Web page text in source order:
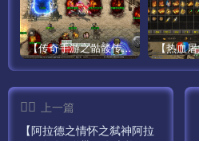
【传奇手游之骷髅传说第二季十大陆[白猪3]免授权版】经典单职业复古特色战神引擎传奇手游最新打包Win服务端源码视频架设教程-怀旧复古-经典耐玩–新版GM多功能网页授权物品后台-GM直冲网页后台-安卓苹果IOS双端版本！
上一篇
【阿拉德之情怀之弑神阿拉